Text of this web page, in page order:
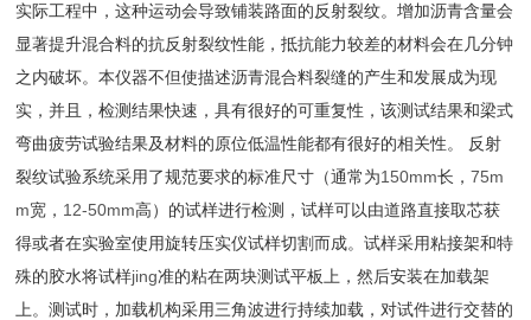
实际工程中，这种运动会导致铺装路面的反射裂纹。增加沥青含量会
显著提升混合料的抗反射裂纹性能，抵抗能力较差的材料会在几分钟
之内破坏。本仪器不但使描述沥青混合料裂缝的产生和发展成为现
实，并且，检测结果快速，具有很好的可重复性，该测试结果和梁式
弯曲疲劳试验结果及材料的原位低温性能都有很好的相关性。 反射
裂纹试验系统采用了规范要求的标准尺寸（通常为150mm长，75m
m宽， 12-50mm高）的试样进行检测，试样可以由道路直接取芯获
得或者在实验室使用旋转压实仪试样切割而成。试样采用粘接架和特
殊的胶水将试样jing准的粘在两块测试平板上，然后安装在加载架
上。测试时，加载机构采用三角波进行持续加载，对试件进行交替的